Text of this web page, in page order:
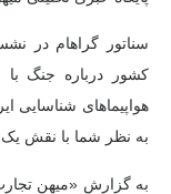
سناتور گراهام در
کشور درباره جنگ با
هواپیماهای شناسایی
به نظر شما با نقش یک
به گزارش «میهن